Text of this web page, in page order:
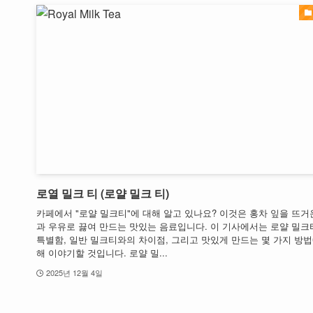
로열 밀크 티 (로얄 밀크 티)
카페에서 "로얄 밀크티"에 대해 알고 있나요? 이것은 홍차 잎을 뜨거
과 우유로 끓여 만드는 맛있는 음료입니다. 이 기사에서는 로얄 밀크
특별함, 일반 밀크티와의 차이점, 그리고 맛있게 만드는 몇 가지 방
해 이야기할 것입니다. 로얄 밀...
2025년 12월 4일